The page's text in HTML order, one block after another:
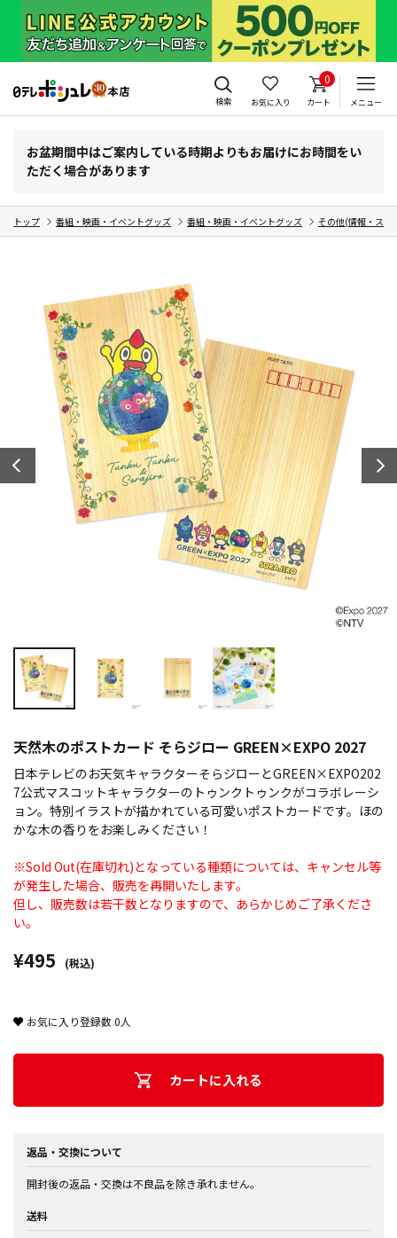
検索 お気に入り
0
カート メニュー
お盆期間中はご案内している時期よりもお届けにお時間をい
ただく場合があります
トップ 番組・映画・イベントグッズ 番組・映画・イベントグッズ その他(情報・スポ
天然木のポストカード そらジロー GREEN×EXPO 2027
日本テレビのお天気キャラクターそらジローとGREEN×EXPO202
7公式マスコットキャラクターのトゥンクトゥンクがコラボレーシ
ョン。特別イラストが描かれている可愛いポストカードです。ほの
かな木の香りをお楽しみください！
※Sold Out(在庫切れ)となっている種類については、キャンセル等
が発生した場合、販売を再開いたします。
但し、販売数は若干数となりますので、あらかじめご了承くださ
い。
¥495 (税込)
お気に入り登録数0人
カートに入れる
返品・交換について
開封後の返品・交換は不良品を除き承れません。
送料